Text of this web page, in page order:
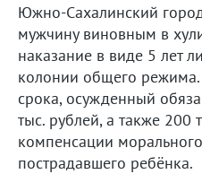
Южно-Сахалинский
мужчину виновным в
наказание в виде 5 лет
колонии общего
срока, осужденный
тыс. рублей, а также 200
компенсации
пострадавшего ребёнка.